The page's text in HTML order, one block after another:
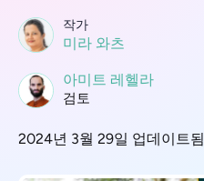
작가
미라 와츠
아미트 레헬라
검토
2024년 3월 29일 업데이트됨